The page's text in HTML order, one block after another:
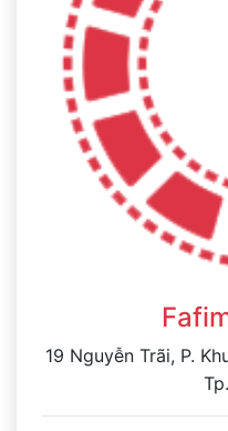
19 Nguyễn Trãi, P.